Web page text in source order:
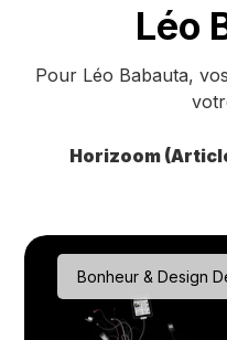
Léo
Pour Léo Babauta,
Horizoom
Bonheur & Design